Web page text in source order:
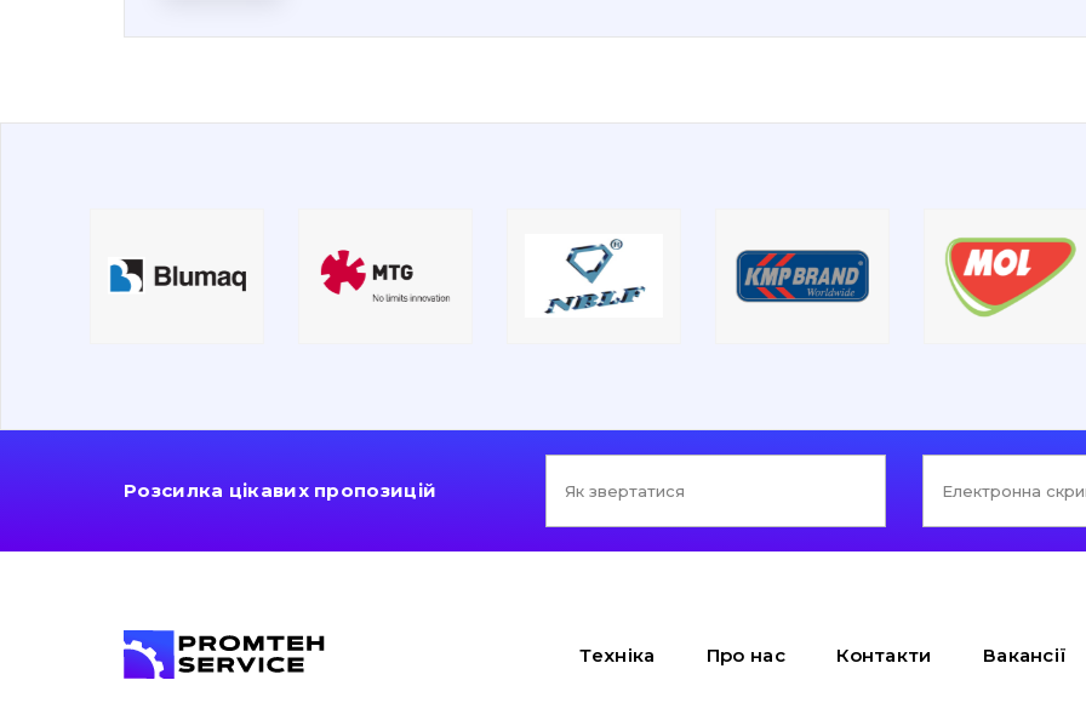
Розсилка цікавих пропозицій
Техніка Про нас Контакти Вакансії